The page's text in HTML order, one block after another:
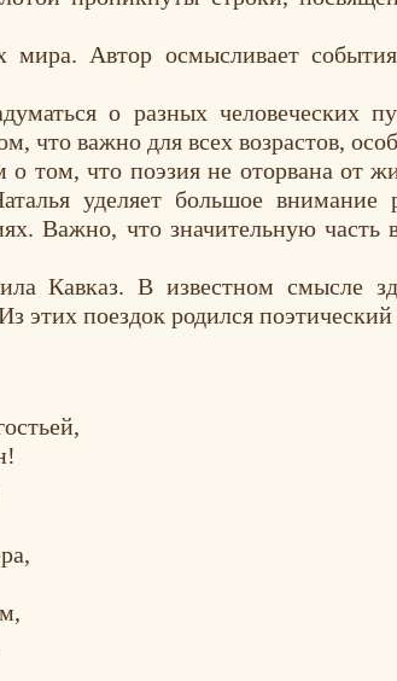
Автор осмысливает
о разных человеческих
что важно для всех возрастов,
том, что поэзия не оторвана от
уделяет большое внимание
Важно, что значительную часть
Кавказ. В известном смысле
этих поездок родился